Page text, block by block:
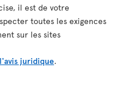
il est de votre
toutes les exigences
sur les sites
l'avis juridique.